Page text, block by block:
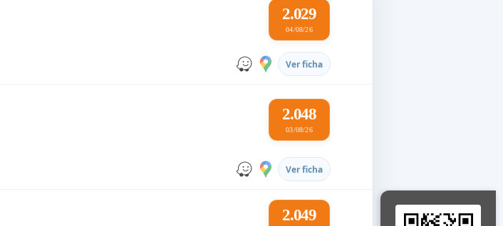
2.029
04/08/26
Ver ficha
2.048
03/08/26
Ver ficha
2.049